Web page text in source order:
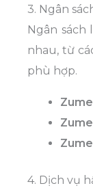
3. Ngân
Ngân
nhau, từ
phù hợp.
4. Dịch vụ